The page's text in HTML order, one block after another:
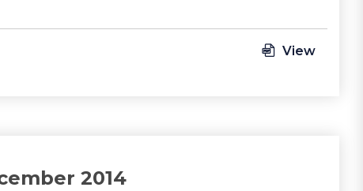
View
2014